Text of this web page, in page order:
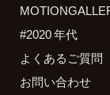
#2020 年代
よくあるご質問
お問い合わせ